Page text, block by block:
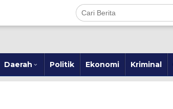
Daerah Politik Ekonomi Kriminal